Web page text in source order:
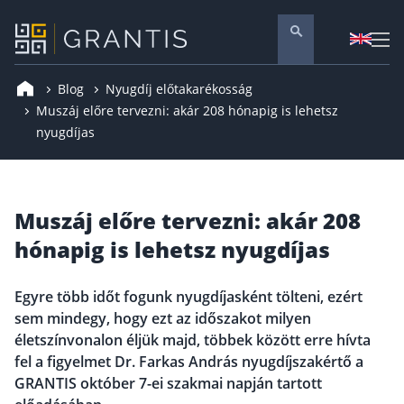
Pénzügyi tanácsadás
Nyugdíj előtakarékosság
Melyiket válaszd? Nyugdíjbiztosítás, NYESZ vagy
ÖNYP?
Nyugdíj előtakarékossági számla (NYESZ)
Nyugdíj megtakarítás – Így válassz
Magánnyugdíjpénztár összefoglaló
Nyugdíjkorhatár táblázat és útmutató
Blog
Nyugdíj előtakarékosság
Muszáj előre tervezni: akár 208 hónapig is lehetsz
nyugdíjas
Muszáj előre tervezni: akár 208
hónapig is lehetsz nyugdíjas
Egyre több időt fogunk nyugdíjasként tölteni, ezért
sem mindegy, hogy ezt az időszakot milyen
életszínvonalon éljük majd, többek között erre hívta
fel a figyelmet Dr. Farkas András nyugdíjszakértő a
GRANTIS október 7-ei szakmai napján tartott